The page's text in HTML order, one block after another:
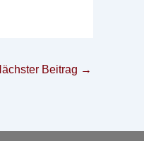
Beitrag →